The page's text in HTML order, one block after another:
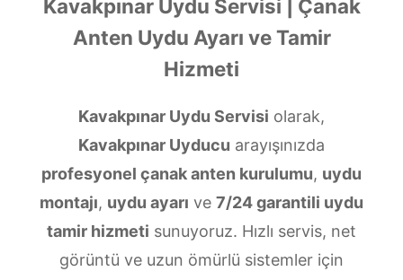
Kavakpınar Uydu Servisi | Çanak
Anten Uydu Ayarı ve Tamir
Hizmeti
Kavakpınar Uydu Servisi olarak,
Kavakpınar Uyducu arayışınızda
profesyonel çanak anten kurulumu, uydu
montajı, uydu ayarı ve 7/24 garantili uydu
tamir hizmeti sunuyoruz. Hızlı servis, net
görüntü ve uzun ömürlü sistemler için